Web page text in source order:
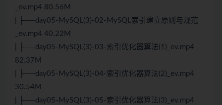
_ev.mp4 80.56M
| ├──day05-MySQL(3)-02-MySQL索引建立原则与规范
_ev.mp4 40.22M
| ├──day05-MySQL(3)-03-索引优化器算法(1)_ev.mp4
82.37M
| ├──day05-MySQL(3)-04-索引优化器算法(2)_ev.mp4
30.54M
| ├──day05-MySQL(3)-05-索引优化器算法(3)_ev.mp4